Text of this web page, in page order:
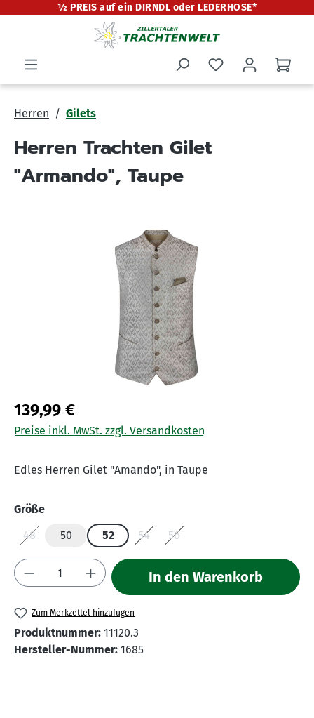
springen
½ PREIS auf ein DIRNDL oder LEDERHOSE*
Herren Gilets
Herren Trachten Gilet
"Armando", Taupe
Bildergalerie überspringen
139,99 €
Preise inkl. MwSt. zzgl. Versandkosten
Edles Herren Gilet "Amando", in Taupe
Größeauswählen
48
(Diese Option ist zurzeit nicht verfügbar.)
50 52 54
(Diese Option ist zurzeit nicht
56
Produkt Anzahl: Gib den gewünschten
In den Warenkorb
Zum Merkzettel hinzufügen
Produktnummer: 11120.3
Hersteller-Nummer: 1685